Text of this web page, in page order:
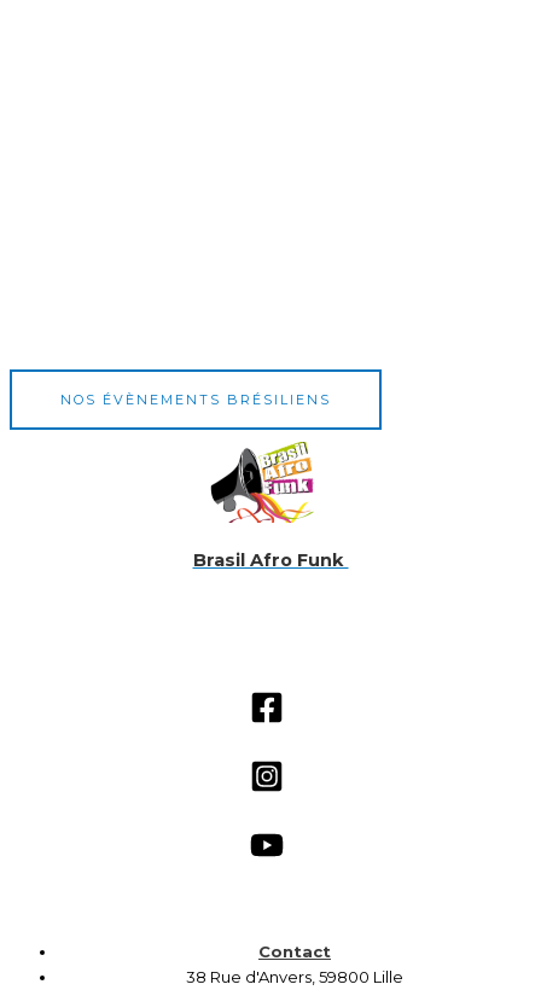
NOS ÉVÈNEMENTS BRÉSILIENS
Brasil Afro Funk
Contact
38 Rue d'Anvers, 59800 Lille